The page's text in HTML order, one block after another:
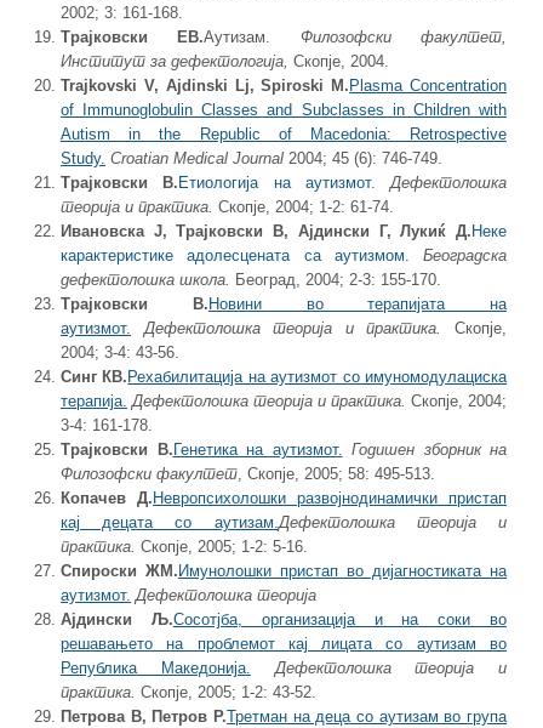
2002; 3: 161-168.
Трајковски ЕВ.Аутизам. Филозофски факултет,
Институт за дефектологија, Скопје, 2004.
Trajkovski V, Ajdinski Lj, Spiroski M. Plasma Concentration
of Immunoglobulin Classes and Subclasses in Children with
Autism in the Republic of Macedonia: Retrospective
Study. Croatian Medical Journal 2004; 45 (6): 746-749.
Трајковски В. Етиологија на аутизмот.Дефектолошка
теорија и практика. Скопје, 2004; 1-2: 61-74.
Ивановска Ј, Трајковски В, Ајдински Г, Лукиќ Д. Неке
карактеристике адолесцената са аутизмом.
Београдска
дефектолошка школа. Београд, 2004; 2-3: 155-170.
Трајковски В. Новини во терапијата на
аутизмот.
Дефектолошка теорија и практика.
Скопје,
2004; 3-4: 43-56.
Синг КВ. Рехабилитација на аутизмот со имуномодулациска
терапија. Дефектолошка теорија и практика. Скопје, 2004;
3-4: 161-178.
Трајковски В. Генетика на аутизмот. Годишен зборник на
Филозофски факултет, Скопје, 2005; 58: 495-513.
Копачев Д. Невропсихолошки развојнодинамички пристап
кај децата со аутизам.Дефектолошка теорија и
практика. Скопје, 2005; 1-2: 5-16.
Спироски ЖМ. Имунолошки пристап во дијагностиката на
аутизмот. Дефектолошка теорија
Ајдински Љ.Сосотјба, организација и на соки во
решавањето на проблемот кај лицата со аутизам во
Република Македонија.
Дефектолошка теорија и
практика. Скопје, 2005; 1-2: 43-52.
Петрова В, Петров Р.Третман на деца со аутизам во група